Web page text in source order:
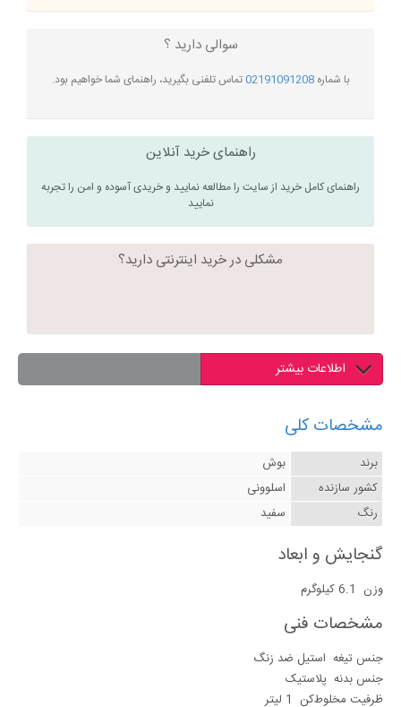
سوالی دارید ؟
با شماره02191091208تماس تلفنی بگیرید، راهنمای شما خواهیم بود.
راهنمای خرید آنلاین
راهنمای کامل خرید از سایت را مطالعه نمایید و خریدی آسوده و امن را تجربه
نمایید
مشکلی در خرید اینترنتی دارید؟
اطلاعات بیشتر
مشخصات کلی
برند
بوش
کشور سازنده
اسلوونی
رنگ
سفید
گنجایش و ابعاد
وزن 6.1 کیلوگرم
مشخصات فنی
جنس تیغه استیل ضد زنگ
جنس بدنه پلاستیک
ظرفیت مخلوط‌کن 1 لیتر